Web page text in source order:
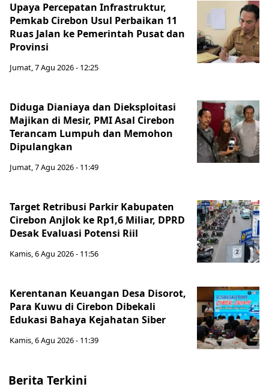
Upaya Percepatan Infrastruktur,
Pemkab Cirebon Usul Perbaikan 11
Ruas Jalan ke Pemerintah Pusat dan
Provinsi
Jumat, 7 Agu 2026 - 12:25
Diduga Dianiaya dan Dieksploitasi
Majikan di Mesir, PMI Asal Cirebon
Terancam Lumpuh dan Memohon
Dipulangkan
Jumat, 7 Agu 2026 - 11:49
Target Retribusi Parkir Kabupaten
Cirebon Anjlok ke Rp1,6 Miliar, DPRD
Desak Evaluasi Potensi Riil
Kamis, 6 Agu 2026 - 11:56
Kerentanan Keuangan Desa Disorot,
Para Kuwu di Cirebon Dibekali
Edukasi Bahaya Kejahatan Siber
Kamis, 6 Agu 2026 - 11:39
Berita Terkini